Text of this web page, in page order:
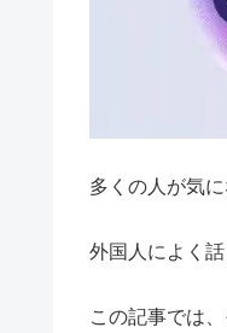
多くの人が気
外国人によく
この記事では